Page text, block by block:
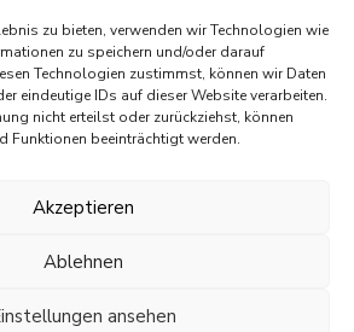
zu bieten, verwenden wir Technologien wie
zu speichern und/oder darauf
Technologien zustimmst, können wir Daten
eindeutige IDs auf dieser Website verarbeiten.
nicht erteilst oder zurückziehst, können
Funktionen beeinträchtigt werden.
Akzeptieren
Ablehnen
ansehen
mit wunderbarem
€
€